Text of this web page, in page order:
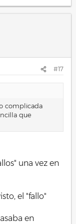
borrar el papel
tiempo a
idea creo que
#17
complicada
que
una vez en
el "fallo"
en